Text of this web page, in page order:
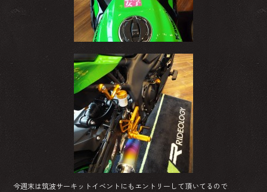
今週末は筑波サーキットイベントにもエントリーして頂いてるので